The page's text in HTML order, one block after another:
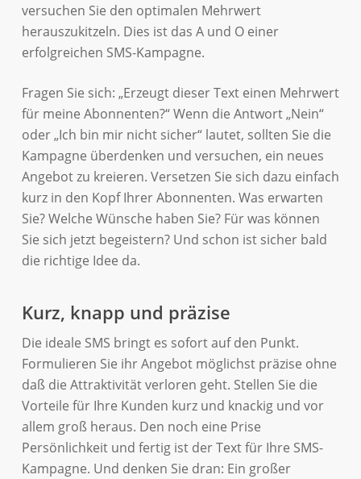
versuchen Sie den optimalen Mehrwert
herauszukitzeln. Dies ist das A und O einer
erfolgreichen SMS-Kampagne.
Fragen Sie sich: „Erzeugt dieser Text einen Mehrwert
für meine Abonnenten?“ Wenn die Antwort „Nein“
oder „Ich bin mir nicht sicher“ lautet, sollten Sie die
Kampagne überdenken und versuchen, ein neues
Angebot zu kreieren. Versetzen Sie sich dazu einfach
kurz in den Kopf Ihrer Abonnenten. Was erwarten
Sie? Welche Wünsche haben Sie? Für was können
Sie sich jetzt begeistern? Und schon ist sicher bald
die richtige Idee da.
Kurz, knapp und präzise
Die ideale SMS bringt es sofort auf den Punkt.
Formulieren Sie ihr Angebot möglichst präzise ohne
daß die Attraktivität verloren geht. Stellen Sie die
Vorteile für Ihre Kunden kurz und knackig und vor
allem groß heraus. Den noch eine Prise
Persönlichkeit und fertig ist der Text für Ihre SMS-
Kampagne. Und denken Sie dran: Ein großer